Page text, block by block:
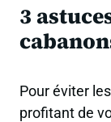
3
Pour éviter
profitant de